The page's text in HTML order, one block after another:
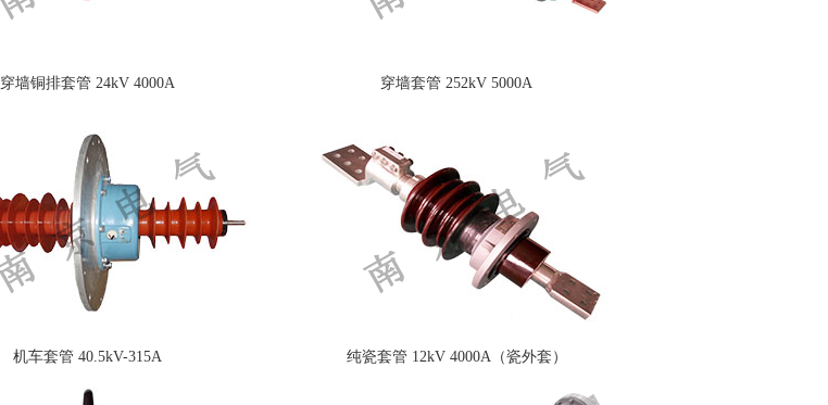
穿墙铜排套管 24kV 4000A 穿墙套管 252kV 5000A
机车套管 40.5kV-315A 纯瓷套管 12kV 4000A（瓷外套）